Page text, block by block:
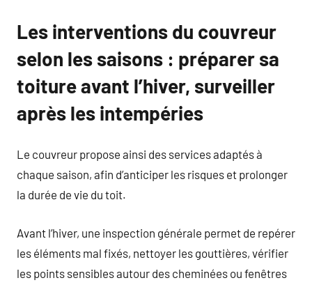
Les interventions du couvreur
selon les saisons : préparer sa
toiture avant l’hiver, surveiller
après les intempéries
Le couvreur propose ainsi des services adaptés à
chaque saison, afin d’anticiper les risques et prolonger
la durée de vie du toit.
Avant l’hiver, une inspection générale permet de repérer
les éléments mal fixés, nettoyer les gouttières, vérifier
les points sensibles autour des cheminées ou fenêtres